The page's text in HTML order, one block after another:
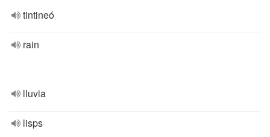
tintineó
rain
lluvia
lisps